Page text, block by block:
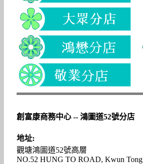
創富康商務中心 -- 鴻圖道52號分店
地址:
觀塘鴻圖道52號高層
NO.52 HUNG TO ROAD, Kwun Tong